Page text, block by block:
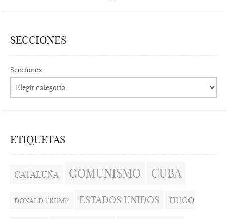
SECCIONES
Secciones
ETIQUETAS
CATALUÑA COMUNISMO CUBA
DONALD TRUMP ESTADOS UNIDOS HUGO